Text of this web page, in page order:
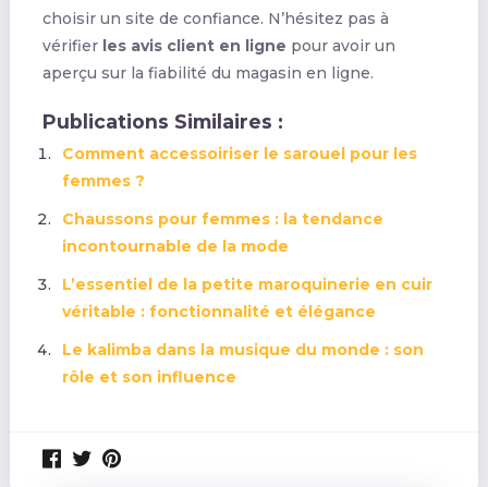
choisir un site de confiance. N’hésitez pas à
vérifier les avis client en ligne pour avoir un
aperçu sur la fiabilité du magasin en ligne.
Publications Similaires :
Comment accessoiriser le sarouel pour les
femmes ?
Chaussons pour femmes : la tendance
incontournable de la mode
L’essentiel de la petite maroquinerie en cuir
véritable : fonctionnalité et élégance
Le kalimba dans la musique du monde : son
rôle et son influence